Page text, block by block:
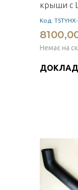
крыши с
Код:
Немає на